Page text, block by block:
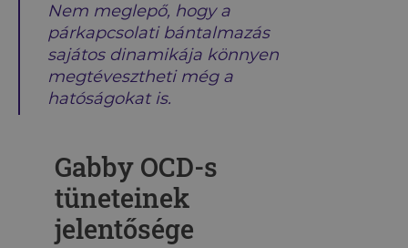
Nem meglepő, hogy a
párkapcsolati bántalmazás
sajátos dinamikája könnyen
megtévesztheti még a
hatóságokat is.
Gabby OCD-s
tüneteinek
jelentősége